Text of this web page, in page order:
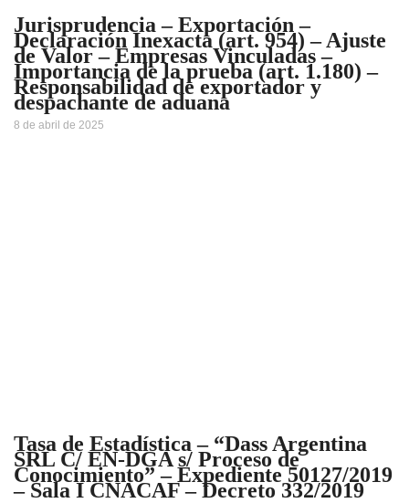
Jurisprudencia – Exportación –
Declaración Inexacta (art. 954) – Ajuste
de Valor – Empresas Vinculadas –
Importancia de la prueba (art. 1.180) –
Responsabilidad de exportador y
despachante de aduana
8 de abril de 2025
Tasa de Estadística – “Dass Argentina
SRL C/ EN-DGA s/ Proceso de
Conocimiento” – Expediente 50127/2019
– Sala I CNACAF – Decreto 332/2019